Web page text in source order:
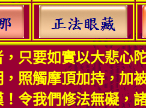
只要如實以大悲心
照觸摩頂加持，加
令我們修法無礙，